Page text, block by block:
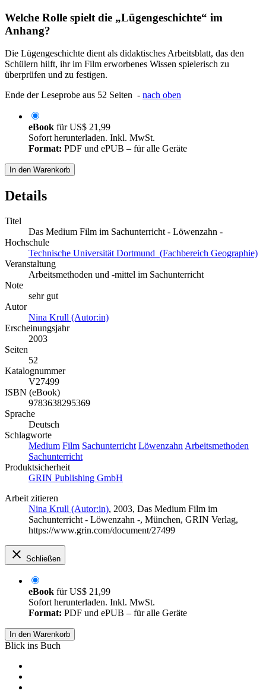
Welche Rolle spielt die „Lügengeschichte“ im
Anhang?
Die Lügengeschichte dient als didaktisches Arbeitsblatt, das den
Schülern hilft, ihr im Film erworbenes Wissen spielerisch zu
überprüfen und zu festigen.
Ende der Leseprobe aus 52 Seiten - nach oben
eBook fürUS$ 21,99
Sofort herunterladen. Inkl. MwSt.
Format: PDF und ePUB – für alle Geräte
In den Warenkorb
Details
Titel
Das Medium Film im Sachunterricht - Löwenzahn -
Hochschule
Technische Universität Dortmund (Fachbereich Geographie)
Veranstaltung
Arbeitsmethoden und -mittel im Sachunterricht
Note
sehr gut
Autor
Nina Krull (Autor:in)
Erscheinungsjahr
2003
Seiten
52
Katalognummer
V27499
ISBN (eBook)
9783638295369
Sprache
Deutsch
Schlagworte
Medium Film Sachunterricht Löwenzahn Arbeitsmethoden
Sachunterricht
Produktsicherheit
GRIN Publishing GmbH
Arbeit zitieren
Nina Krull (Autor:in), 2003, Das Medium Film im
Sachunterricht - Löwenzahn -, München, GRIN Verlag,
https://www.grin.com/document/27499
Schließen
eBook fürUS$ 21,99
Sofort herunterladen. Inkl. MwSt.
Format: PDF und ePUB – für alle Geräte
In den Warenkorb
Blick ins Buch